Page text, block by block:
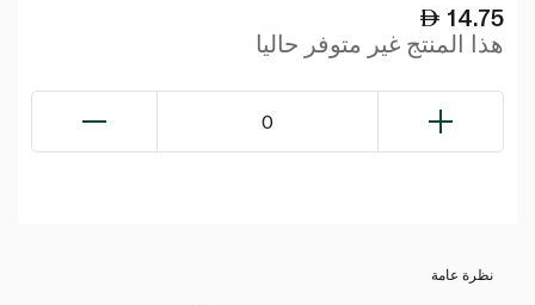
14.75
هذا المنتج غير متوفر حاليا
0
نظرة عامة